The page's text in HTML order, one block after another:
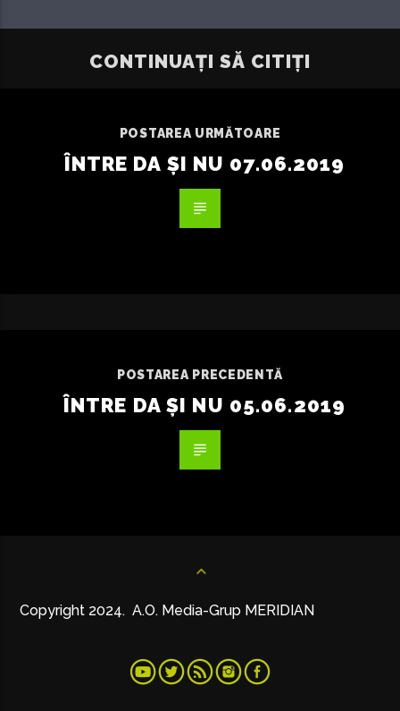
CONTINUAȚI SĂ CITIȚI
POSTAREA URMĂTOARE
ÎNTRE DA ȘI NU 07.06.2019
POSTAREA PRECEDENTĂ
ÎNTRE DA ȘI NU 05.06.2019
Copyright 2024. A.O. Media-Grup MERIDIAN